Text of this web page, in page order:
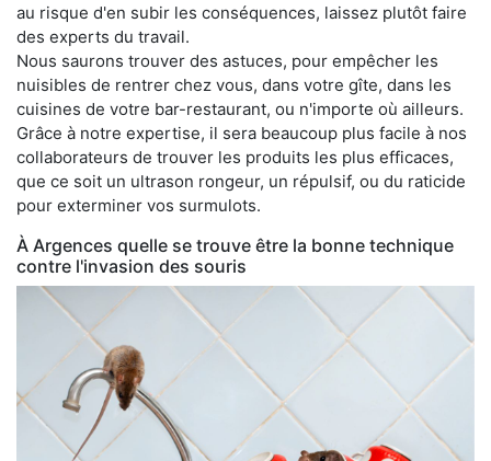
au risque d'en subir les conséquences, laissez plutôt faire
des experts du travail.
Nous saurons trouver des astuces, pour empêcher les
nuisibles de rentrer chez vous, dans votre gîte, dans les
cuisines de votre bar-restaurant, ou n'importe où ailleurs.
Grâce à notre expertise, il sera beaucoup plus facile à nos
collaborateurs de trouver les produits les plus efficaces,
que ce soit un ultrason rongeur, un répulsif, ou du raticide
pour exterminer vos surmulots.
À Argences quelle se trouve être la bonne technique
contre l'invasion des souris